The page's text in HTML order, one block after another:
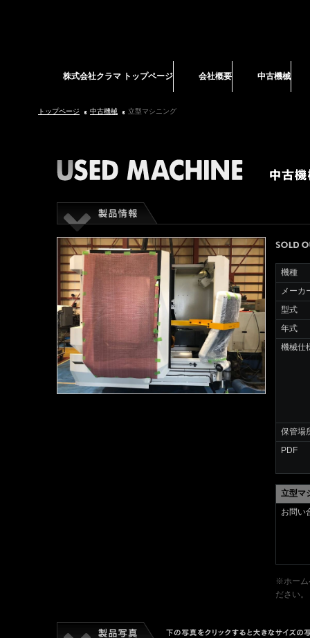
株式会社クラマ トップページ 会社概要 中古機械
トップページ 中古機械 立型マシニング
機種
メーカ
型式
年式
機械仕
保管場
PDF
立型マ
お問い
※ホーム
ださい。